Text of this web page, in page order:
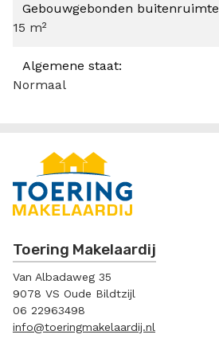
Gebouwgebonden
15 m²
Algemene staat:
Normaal
Toering Makelaardij
Van Albadaweg 35
9078 VS Oude Bildtzijl
06 22963498
info@toeringmakelaardij.nl